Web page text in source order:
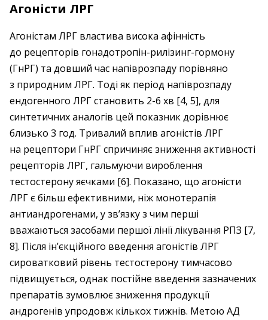
Агоністи ЛРГ
Агоністам ЛРГ властива висока афінність
до рецепторів гонадотропін-рилізинг-гормону
(ГнРГ) та довший час напіврозпаду порівняно
з природним ЛРГ. Тоді як період напіврозпаду
ендогенного ЛРГ становить 2-6 хв [4, 5], для
синтетичних аналогів цей показник дорівнює
близько 3 год. Тривалий вплив агоністів ЛРГ
на рецептори ГнРГ спричиняє зниження активності
рецепторів ЛРГ, гальмуючи вироблення
тестостерону яєчками [6]. Показано, що агоністи
ЛРГ є більш ефективними, ніж монотерапія
антиандрогенами, у зв’язку з чим перші
вважаються засобами першої лінії лікування РПЗ [7,
8]. Після ін’єкційного введення агоністів ЛРГ
сироватковий рівень тестостерону тимчасово
підвищується, однак постійне введення зазначених
препаратів зумовлює зниження продукції
андрогенів упродовж кількох тижнів. Метою АД